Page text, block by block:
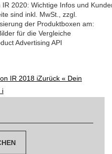
2020: Wichtige Infos und
sind inkl. MwSt., zzgl.
der Produktboxen am:
für die Vergleiche
Advertising API
IR 2018 iZurück « Dein
i